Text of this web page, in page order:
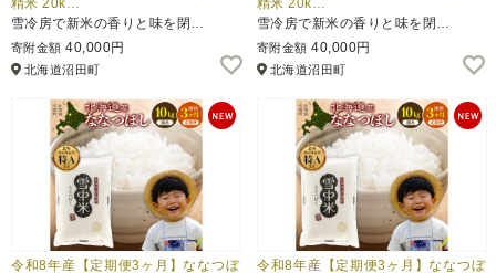
精米 20k…
雪冷房で新米の香りと味を閉…
寄附金額 40,000円
北海道沼田町
精米 20k…
雪冷房で新米の香りと味を閉…
寄附金額 40,000円
北海道沼田町
令和8年産【定期便3ヶ月】ななつぼ 令和8年産【定期便3ヶ月】ななつぼ